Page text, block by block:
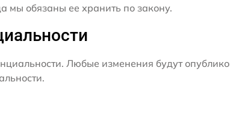
мы обязаны ее хранить по закону.
Любые изменения будут